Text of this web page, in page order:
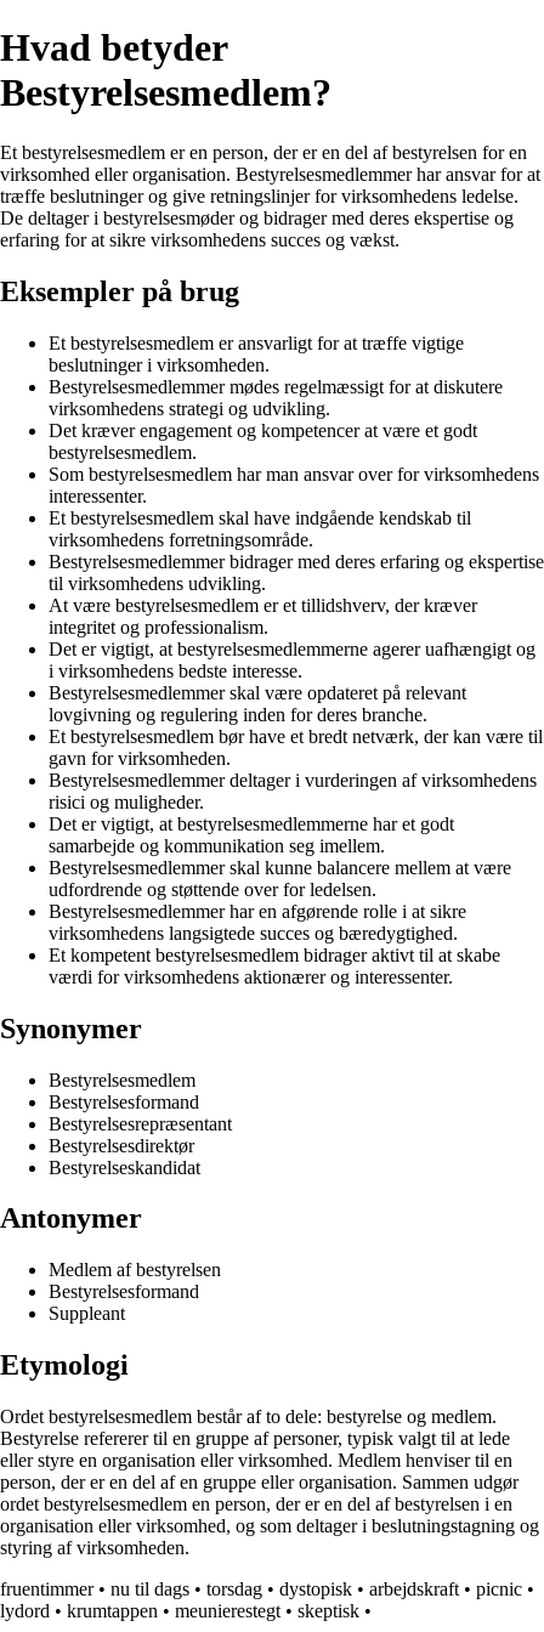
Hvad betyder
Bestyrelsesmedlem?
Et bestyrelsesmedlem er en person, der er en del af bestyrelsen for en
virksomhed eller organisation. Bestyrelsesmedlemmer har ansvar for at
træffe beslutninger og give retningslinjer for virksomhedens ledelse.
De deltager i bestyrelsesmøder og bidrager med deres ekspertise og
erfaring for at sikre virksomhedens succes og vækst.
Eksempler på brug
Et bestyrelsesmedlem er ansvarligt for at træffe vigtige
beslutninger i virksomheden.
Bestyrelsesmedlemmer mødes regelmæssigt for at diskutere
virksomhedens strategi og udvikling.
Det kræver engagement og kompetencer at være et godt
bestyrelsesmedlem.
Som bestyrelsesmedlem har man ansvar over for virksomhedens
interessenter.
Et bestyrelsesmedlem skal have indgående kendskab til
virksomhedens forretningsområde.
Bestyrelsesmedlemmer bidrager med deres erfaring og ekspertise
til virksomhedens udvikling.
At være bestyrelsesmedlem er et tillidshverv, der kræver
integritet og professionalism.
Det er vigtigt, at bestyrelsesmedlemmerne agerer uafhængigt og
i virksomhedens bedste interesse.
Bestyrelsesmedlemmer skal være opdateret på relevant
lovgivning og regulering inden for deres branche.
Et bestyrelsesmedlem bør have et bredt netværk, der kan være til
gavn for virksomheden.
Bestyrelsesmedlemmer deltager i vurderingen af virksomhedens
risici og muligheder.
Det er vigtigt, at bestyrelsesmedlemmerne har et godt
samarbejde og kommunikation seg imellem.
Bestyrelsesmedlemmer skal kunne balancere mellem at være
udfordrende og støttende over for ledelsen.
Bestyrelsesmedlemmer har en afgørende rolle i at sikre
virksomhedens langsigtede succes og bæredygtighed.
Et kompetent bestyrelsesmedlem bidrager aktivt til at skabe
værdi for virksomhedens aktionærer og interessenter.
Synonymer
Bestyrelsesmedlem
Bestyrelsesformand
Bestyrelsesrepræsentant
Bestyrelsesdirektør
Bestyrelseskandidat
Antonymer
Medlem af bestyrelsen
Bestyrelsesformand
Suppleant
Etymologi
Ordet bestyrelsesmedlem består af to dele: bestyrelse og medlem.
Bestyrelse refererer til en gruppe af personer, typisk valgt til at lede
eller styre en organisation eller virksomhed. Medlem henviser til en
person, der er en del af en gruppe eller organisation. Sammen udgør
ordet bestyrelsesmedlem en person, der er en del af bestyrelsen i en
organisation eller virksomhed, og som deltager i beslutningstagning og
styring af virksomheden.
fruentimmer• nu til dags • torsdag • dystopisk • arbejdskraft • picnic •
lydord • krumtappen • meunierestegt • skeptisk •